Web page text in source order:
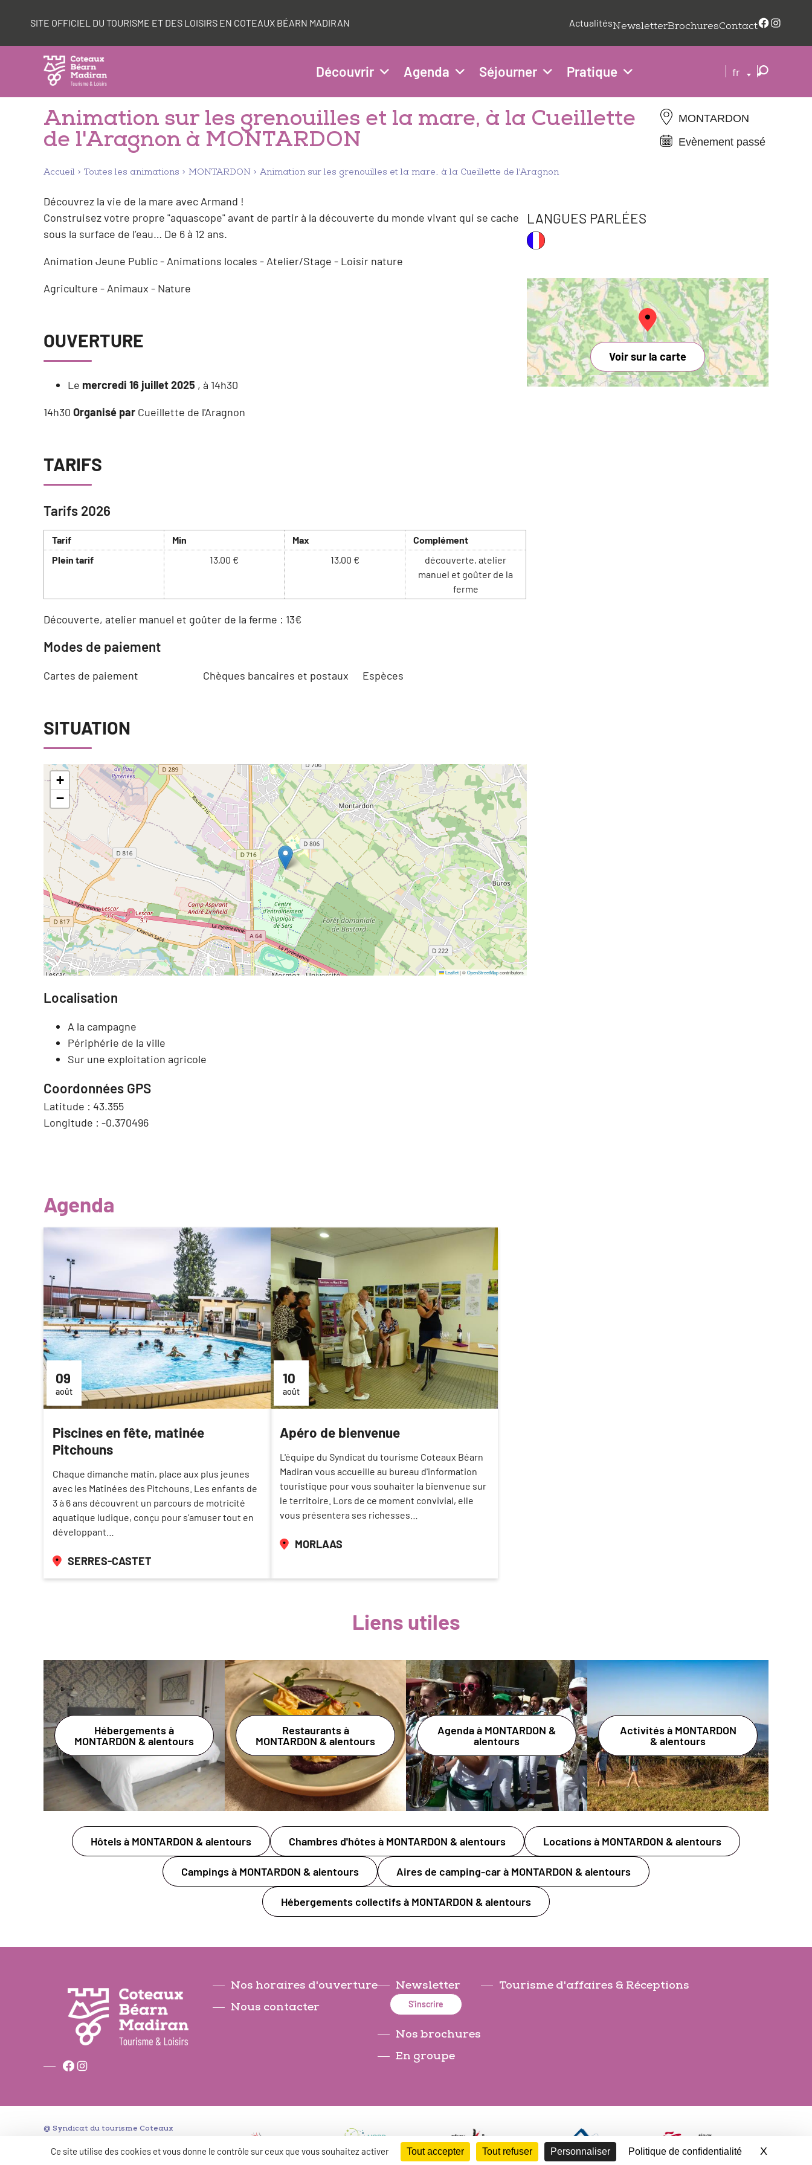
Ce site utilise des cookies et vous donne le contrôle sur ceux que vous souhaitez activer Tout accepter Tout refuser Personnaliser Politique de confidentialité X
SITE OFFICIEL DU TOURISME ET DES LOISIRS EN COTEAUX BÉARN MADIRAN ActualitésNewsletterBrochuresContact
Découvrir Agenda Séjourner Pratique fr
Animation sur les grenouilles et la mare, à la Cueillette
de l'Aragnon à MONTARDON
MONTARDON
Evènement passé
Accueil Toutes les animations MONTARDON Animation sur les grenouilles et la mare, à la Cueillette de l'Aragnon
Découvrez la vie de la mare avec Armand !
Construisez votre propre "aquascope" avant de partir à la découverte du monde vivant qui se cache
sous la surface de l’eau… De 6 à 12 ans.
Animation Jeune Public - Animations locales - Atelier/Stage - Loisir nature
Agriculture - Animaux - Nature
OUVERTURE
Le mercredi 16 juillet 2025 , à 14h30
14h30 Organisé par Cueillette de l'Aragnon
TARIFS
Tarifs 2026
Tarif Min Max
Complément
Plein tarif
13,00 € 13,00 €
découverte, atelier
manuel et goûter de la
ferme
Découverte, atelier manuel et goûter de la ferme : 13€
Modes de paiement
Cartes de paiement Chèques bancaires et postaux Espèces
SITUATION
+
−
Leaflet|©OpenStreetMapcontributors
Localisation
A la campagne
Périphérie de la ville
Sur une exploitation agricole
Coordonnées GPS
Latitude : 43.355
Longitude : -0.370496
LANGUES PARLÉES
Voir sur la carte
Agenda
09
août
Piscines en fête, matinée
Pitchouns
Chaque dimanche matin, place aux plus jeunes
avec les Matinées des Pitchouns. Les enfants de
3 à 6 ans découvrent un parcours de motricité
aquatique ludique, conçu pour s’amuser tout en
développant…
SERRES-CASTET
10
août
Apéro de bienvenue
L'équipe du Syndicat du tourisme Coteaux Béarn
Madiran vous accueille au bureau d'information
touristique pour vous souhaiter la bienvenue sur
le territoire. Lors de ce moment convivial, elle
vous présentera ses richesses…
MORLAAS
Liens utiles
Hébergements à
MONTARDON & alentours
Restaurants à
MONTARDON & alentours
Agenda à MONTARDON &
alentours
Activités à MONTARDON
& alentours
Hôtels à MONTARDON & alentours Chambres d'hôtes à MONTARDON & alentours Locations à MONTARDON & alentours
Campings à MONTARDON & alentours Aires de camping-car à MONTARDON & alentours
Hébergements collectifs à MONTARDON & alentours
Facebook
Instagram
Nos horaires d'ouverture
Nous contacter
Newsletter
S'inscrire
Nos brochures
En groupe
Tourisme d'affaires & Réceptions
@ Syndicat du tourisme Coteaux
Tous droits réservés.